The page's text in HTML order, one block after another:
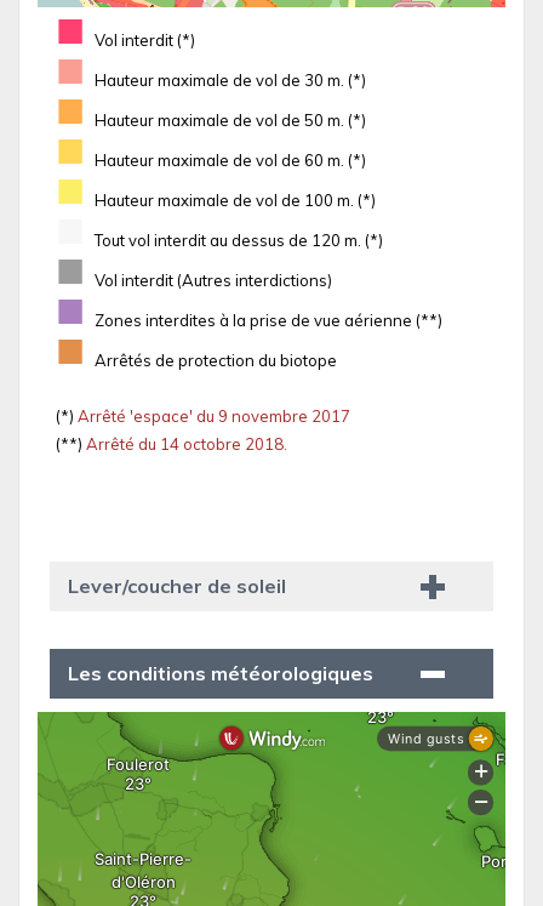
■ Vol interdit (*)
■ Hauteur maximale de vol de 30 m. (*)
■ Hauteur maximale de vol de 50 m. (*)
■ Hauteur maximale de vol de 60 m. (*)
■ Hauteur maximale de vol de 100 m. (*)
Tout vol interdit au dessus de 120 m. (*)
■ Vol interdit (Autres interdictions)
■ Zones interdites à la prise de vue aérienne (**)
■ Arrêtés de protection du biotope
(*) Arrêté 'espace' du 9 novembre 2017
(**) Arrêté du 14 octobre 2018.
Lever/coucher de soleil
Les conditions météorologiques